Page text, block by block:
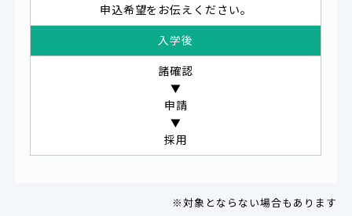
申込希望をお伝えください。
入学後
諸確認
▼
申請
▼
採用
※対象とならない場合もあります